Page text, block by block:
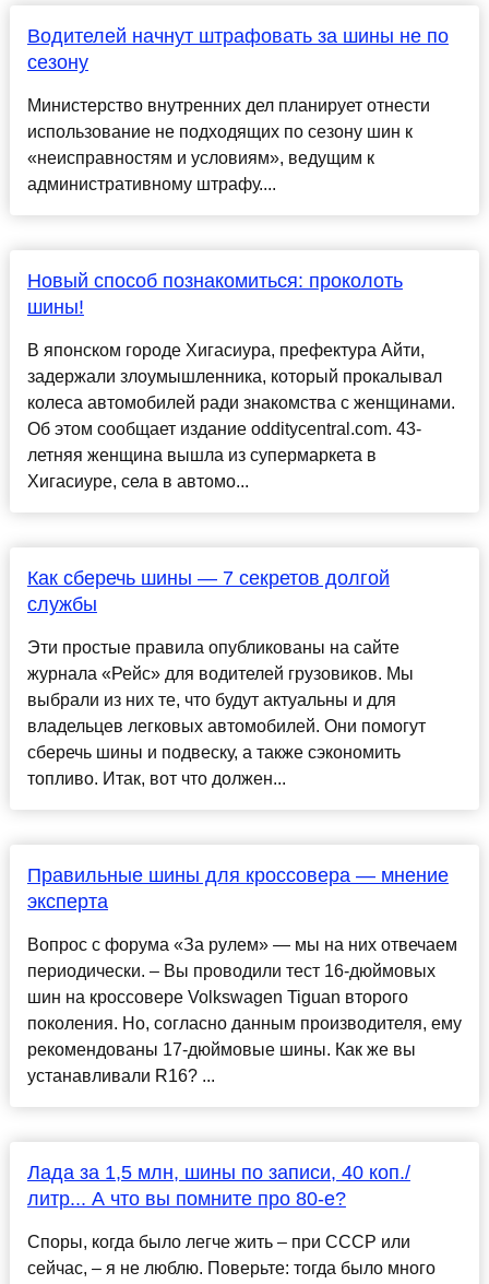
Водителей начнут штрафовать за шины не по
сезону
Министерство внутренних дел планирует отнести
использование не подходящих по сезону шин к
«неисправностям и условиям», ведущим к
административному штрафу....
Новый способ познакомиться: проколоть
шины!
В японском городе Хигасиура, префектура Айти,
задержали злоумышленника, который прокалывал
колеса автомобилей ради знакомства с женщинами.
Об этом сообщает издание odditycentral.com. 43-
летняя женщина вышла из супермаркета в
Хигасиуре, села в автомо...
Как сберечь шины — 7 секретов долгой
службы
Эти простые правила опубликованы на сайте
журнала «Рейс» для водителей грузовиков. Мы
выбрали из них те, что будут актуальны и для
владельцев легковых автомобилей. Они помогут
сберечь шины и подвеску, а также сэкономить
топливо. Итак, вот что должен...
Правильные шины для кроссовера — мнение
эксперта
Вопрос с форума «За рулем» — мы на них отвечаем
периодически. – Вы проводили тест 16‑дюймовых
шин на кроссовере Volkswagen Tiguan второго
поколения. Но, согласно данным производителя, ему
рекомендованы 17‑дюймовые шины. Как же вы
устанавливали R16? ...
Лада за 1,5 млн, шины по записи, 40 коп./
литр... А что вы помните про 80-е?
Споры, когда было легче жить – при СССР или
сейчас, – я не люблю. Поверьте: тогда было много